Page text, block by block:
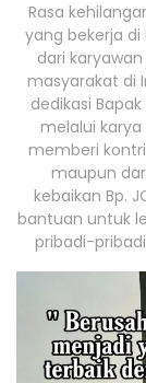
Rasa
yang bekerja di
dari
masyarakat di
dedikasi
melalui karya
memberi
maupun
kebaikan Bp.
bantuan untuk
pribadi-